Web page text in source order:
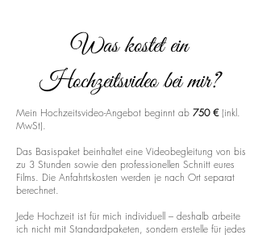
Was kostet ein
Hochzeitsvideo bei mir?
Mein Hochzeitsvideo-Angebot beginnt ab 750 € (inkl.
MwSt).
Das Basispaket beinhaltet eine Videobegleitung von bis
zu 3 Stunden sowie den professionellen Schnitt eures
Films. Die Anfahrtskosten werden je nach Ort separat
berechnet.
Jede Hochzeit ist für mich individuell – deshalb arbeite
ich nicht mit Standardpaketen, sondern erstelle für jedes